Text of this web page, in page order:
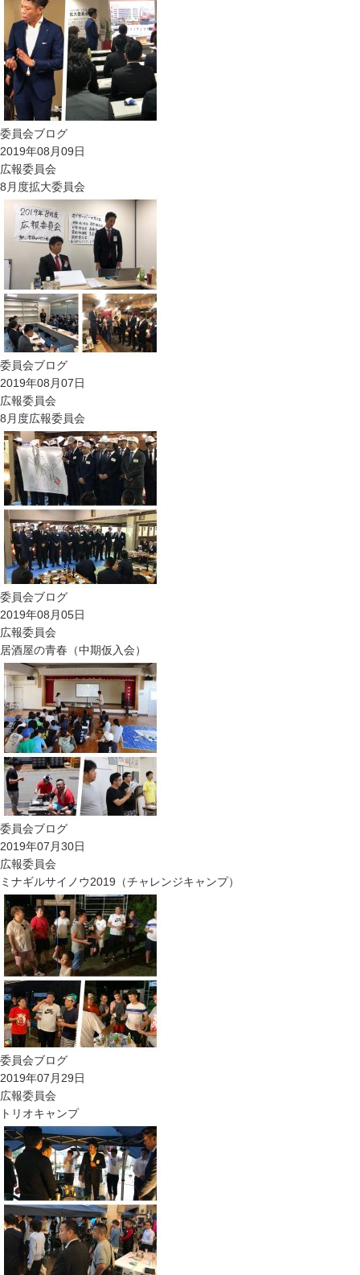
委員会ブログ
2019年08月09日
広報委員会
8月度拡大委員会
委員会ブログ
2019年08月07日
広報委員会
8月度広報委員会
委員会ブログ
2019年08月05日
広報委員会
居酒屋の青春（中期仮入会）
委員会ブログ
2019年07月30日
広報委員会
ミナギルサイノウ2019（チャレンジキャンプ）
委員会ブログ
2019年07月29日
広報委員会
トリオキャンプ